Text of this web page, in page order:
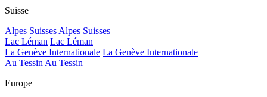
Suisse
Alpes Suisses Alpes Suisses
Lac Léman Lac Léman
La Genève Internationale La Genève Internationale
Au Tessin Au Tessin
Europe